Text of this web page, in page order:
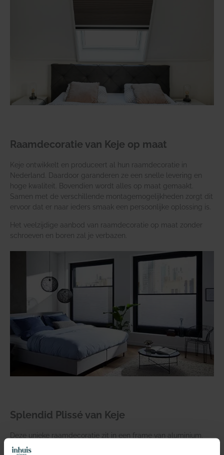
Raamdecoratie van Keje op maat
Keje ontwikkelt en produceert al hun raamdecoratie in
Nederland. Daardoor garanderen ze een snelle levering en
hoge kwaliteit. Bovendien wordt alles op maat gemaakt.
Samen met de verschillende montagemogelijkheden zorgt dit
ervoor dat er naar ieders smaak een persoonlijke oplossing is.
Het veelzijdige aanbod van raamdecoratie op maat zonder
schroeven en boren zal je verbazen.
Splendid Plissé van Keje
Deze unieke raamdecoratie zit in een frame van aluminium.
Die monteer je zonder schroeven en boren door de staal- en